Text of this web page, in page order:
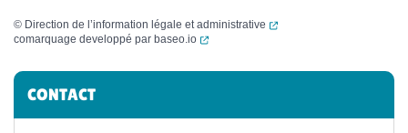
© Direction de l’information légale et administrative
(ouverture dans un
comarquage developpé par baseo.io (ouverture dans un nouvel onglet)
Informations complémentaires
CONTACT